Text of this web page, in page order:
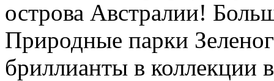
острова Австралии!
Природные парки
бриллианты в коллекции